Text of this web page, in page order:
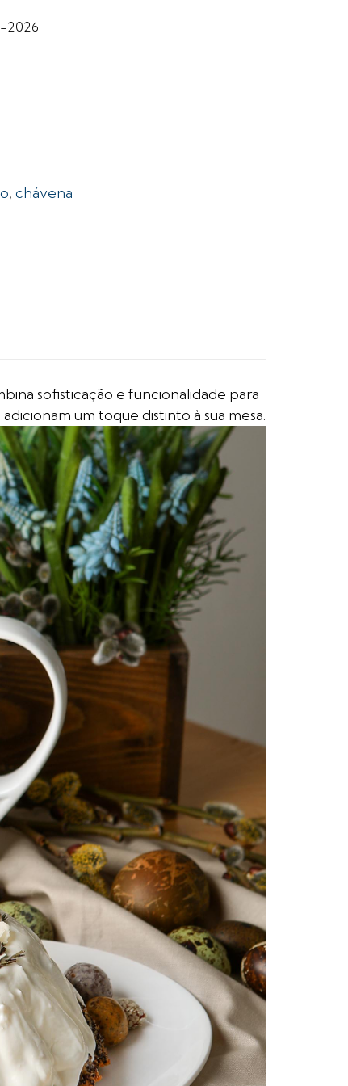
2026
, chávena
sofisticação e funcionalidade para
um toque distinto à sua mesa.